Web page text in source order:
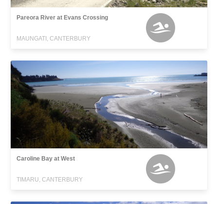
Pareora River at Evans Crossing
MAUNGATI, CANTERBURY
Caroline Bay at West
TIMARU, CANTERBURY